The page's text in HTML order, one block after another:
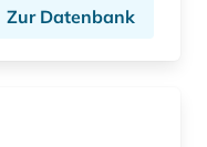
Zur Datenbank